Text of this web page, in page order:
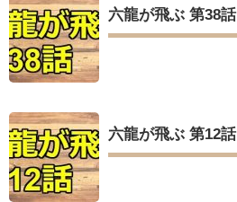
六龍が飛ぶ 第38話
六龍が飛ぶ 第12話